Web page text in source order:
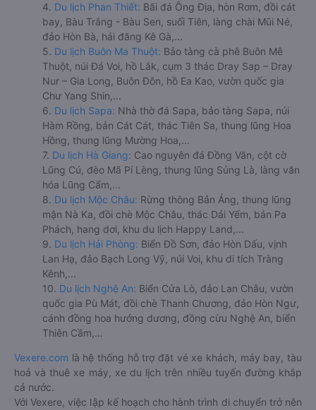
4. Du lịch Phan Thiết: Bãi đá Ông Địa, hòn Rơm, đồi cát
bay, Bàu Trắng - Bàu Sen, suối Tiên, làng chài Mũi Né,
đảo Hòn Bà, hải đăng Kê Gà,...
5. Du lịch Buôn Ma Thuột: Bảo tàng cà phê Buôn Mê
Thuột, núi Đá Voi, hồ Lắk, cụm 3 thác Dray Sap – Dray
Nur – Gia Long, Buôn Đôn, hồ Ea Kao, vườn quốc gia
Chư Yang Shin,...
6. Du lịch Sapa: Nhà thờ đá Sapa, bảo tàng Sapa, núi
Hàm Rồng, bản Cát Cát, thác Tiên Sa, thung lũng Hoa
Hồng, thung lũng Mường Hoa,...
7. Du lịch Hà Giang: Cao nguyên đá Đồng Văn, cột cờ
Lũng Cú, đèo Mã Pí Lèng, thung lũng Sủng Là, làng văn
hóa Lũng Cẩm,...
8. Du lịch Mộc Châu: Rừng thông Bản Áng, thung lũng
mận Nà Ka, đồi chè Mộc Châu, thác Dải Yếm, bản Pa
Phách, hang dơi, khu du lịch Happy Land,...
9. Du lịch Hải Phòng: Biển Đồ Sơn, đảo Hòn Dấu, vịnh
Lan Hạ, đảo Bạch Long Vỹ, núi Voi, khu di tích Tràng
Kênh,...
10. Du lịch Nghệ An: Biển Cửa Lò, đảo Lan Châu, vườn
quốc gia Pù Mát, đồi chè Thanh Chương, đảo Hòn Ngư,
cánh đồng hoa hướng dương, đồng cừu Nghệ An, biển
Thiên Cầm,...
Vexere.com là hệ thống hỗ trợ đặt vé xe khách, máy bay, tàu
hoả và thuê xe máy, xe du lịch trên nhiều tuyến đường khắp
cả nước.
Với Vexere, việc lập kế hoạch cho hành trình di chuyển trở nên